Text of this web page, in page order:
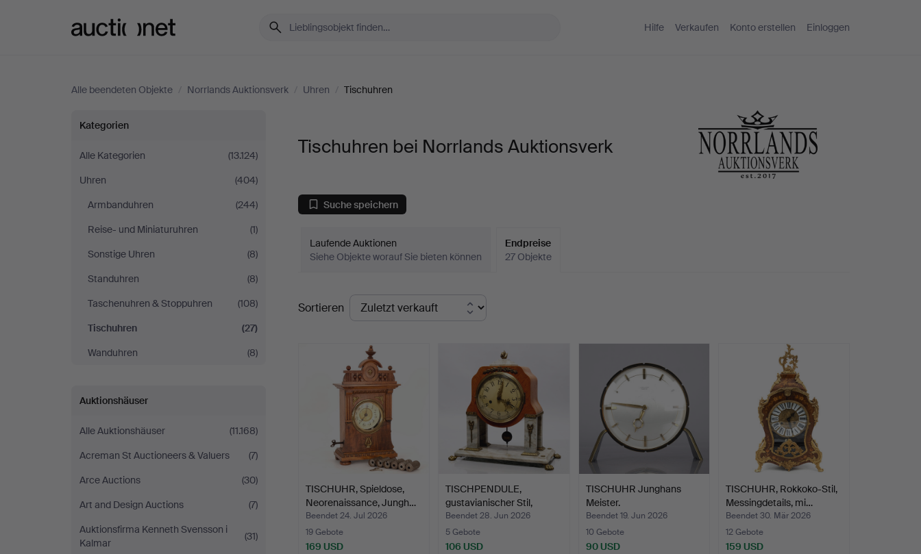
Hilfe Verkaufen Konto erstellen Einloggen
Alle beendeten Objekte / Norrlands Auktionsverk / Uhren / Tischuhren
Tischuhren
bei
Norrlands
Auktionsverk
Kategorien
Alle Kategorien
(13.124)
Uhren
(404)
Armbanduhren
(244)
Reise- und Miniaturuhren
(1)
Sonstige Uhren
(8)
Standuhren
(8)
Taschenuhren & Stoppuhren
(108)
Tischuhren
(27)
Wanduhren
(8)
Auktionshäuser
Alle Auktionshäuser
(11.168)
Acreman St Auctioneers & Valuers
(7)
Arce Auctions
(30)
Art and Design Auctions
(7)
Auktionsfirma Kenneth Svensson i
Kalmar
(31)
Tischuhren bei Norrlands Auktionsverk
Suche speichern
Laufende Auktionen
Siehe Objekte worauf Sie bieten können
Endpreise
27 Objekte
Endpreise
Sortieren
TISCHUHR, Spieldose,
Neorenaissance, Jungh…
Beendet 24. Jul 2026
19 Gebote
169 USD
TISCHPENDULE,
gustavianischer Stil,
Svensk…
Beendet 28. Jun 2026
5 Gebote
106 USD
TISCHUHR Junghans
Meister.
Beendet 19. Jun 2026
10 Gebote
90 USD
TISCHUHR, Rokkoko-Stil,
Messingdetails, mi…
Beendet 30. Mär 2026
12 Gebote
159 USD